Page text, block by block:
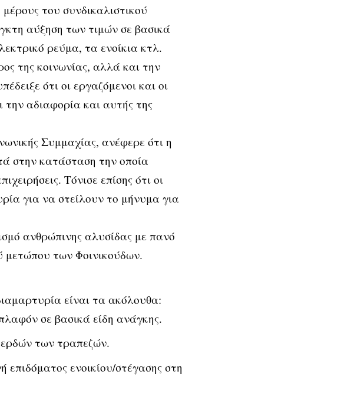
του συνδικαλιστικού
αύξηση των τιμών σε βασικά
ρεύμα, τα ενοίκια κτλ.
της κοινωνίας, αλλά και την
ότι οι εργαζόμενοι και οι
αδιαφορία και αυτής της
Συμμαχίας, ανέφερε ότι η
στην κατάσταση την οποία
Τόνισε επίσης ότι οι
για να στείλουν το μήνυμα για
ανθρώπινης αλυσίδας με πανό
των Φοινικούδων.
είναι τα ακόλουθα:
σε βασικά είδη ανάγκης.
των τραπεζών.
επιδόματος ενοικίου/στέγασης στη